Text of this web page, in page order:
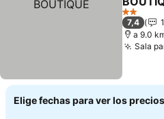
2 Estrellas
7,4
a 9.0
Sala
Elige fechas para ver los